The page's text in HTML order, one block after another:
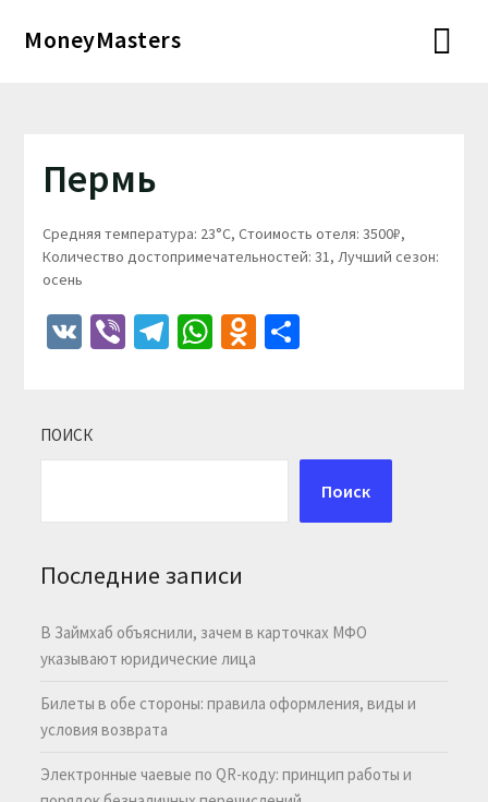
MoneyMasters
Пермь
Средняя температура: 23°C, Стоимость отеля: 3500₽,
Количество достопримечательностей: 31, Лучший сезон:
осень
VKViberTelegram
WhatsApp
Odnoklassniki
Отправить
ПОИСК
Поиск
Последние записи
В Займхаб объяснили, зачем в карточках МФО
указывают юридические лица
Билеты в обе стороны: правила оформления, виды и
условия возврата
Электронные чаевые по QR-коду: принцип работы и